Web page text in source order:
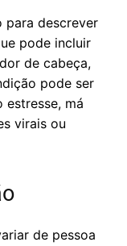
para descrever
pode incluir
de cabeça,
pode ser
má
virais ou
de pessoa